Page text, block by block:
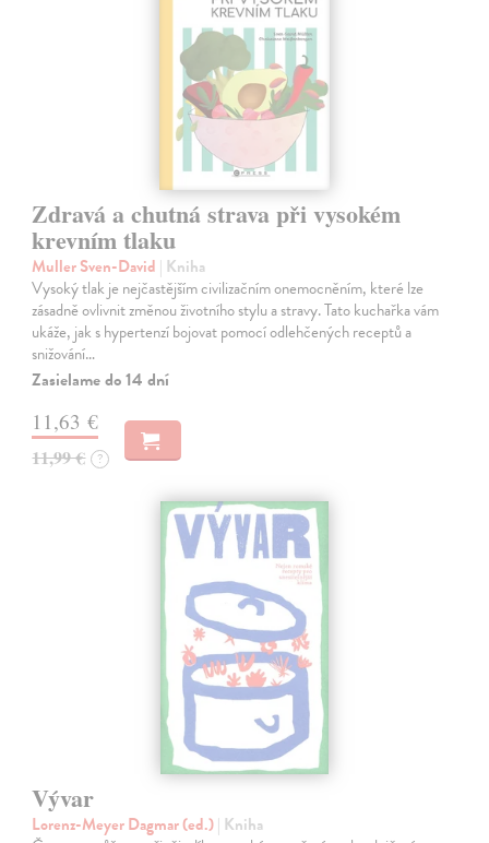
Zdravá a chutná strava při vysokém
krevním tlaku
Muller Sven-David | Kniha
Vysoký tlak je nejčastějším civilizačním onemocněním, které lze
zásadně ovlivnit změnou životního stylu a stravy. Tato kuchařka vám
ukáže, jak s hypertenzí bojovat pomocí odlehčených receptů a
snižování…
Zasielame do 14 dní
11,63 €
11,99 € ?
Vývar
Lorenz-Meyer Dagmar (ed.)| Kniha